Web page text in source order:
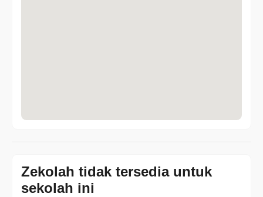
Zekolah tidak tersedia untuk
sekolah ini